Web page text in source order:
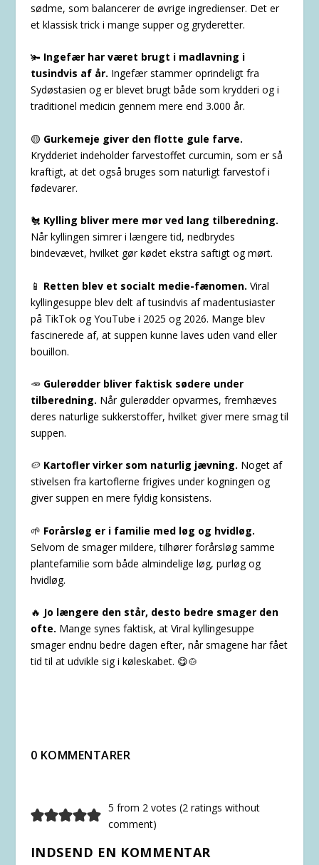
sødme, som balancerer de øvrige ingredienser. Det er
et klassisk trick i mange supper og gryderetter.
🫚 Ingefær har været brugt i madlavning i
tusindvis af år. Ingefær stammer oprindeligt fra
Sydøstasien og er blevet brugt både som krydderi og i
traditionel medicin gennem mere end 3.000 år.
🟡 Gurkemeje giver den flotte gule farve.
Krydderiet indeholder farvestoffet curcumin, som er så
kraftigt, at det også bruges som naturligt farvestof i
fødevarer.
🐔 Kylling bliver mere mør ved lang tilberedning.
Når kyllingen simrer i længere tid, nedbrydes
bindevævet, hvilket gør kødet ekstra saftigt og mørt.
📱 Retten blev et socialt medie-fænomen. Viral
kyllingesuppe blev delt af tusindvis af madentusiaster
på TikTok og YouTube i 2025 og 2026. Mange blev
fascinerede af, at suppen kunne laves uden vand eller
bouillon.
🥕 Gulerødder bliver faktisk sødere under
tilberedning. Når gulerødder opvarmes, fremhæves
deres naturlige sukkerstoffer, hvilket giver mere smag til
suppen.
🥔 Kartofler virker som naturlig jævning. Noget af
stivelsen fra kartoflerne frigives under kogningen og
giver suppen en mere fyldig konsistens.
🌱 Forårsløg er i familie med løg og hvidløg.
Selvom de smager mildere, tilhører forårsløg samme
plantefamilie som både almindelige løg, purløg og
hvidløg.
🔥 Jo længere den står, desto bedre smager den
ofte. Mange synes faktisk, at Viral kyllingesuppe
smager endnu bedre dagen efter, når smagene har fået
tid til at udvikle sig i køleskabet. 😋🍲
0 KOMMENTARER
5 from 2 votes (2 ratings without
comment)
INDSEND EN KOMMENTAR